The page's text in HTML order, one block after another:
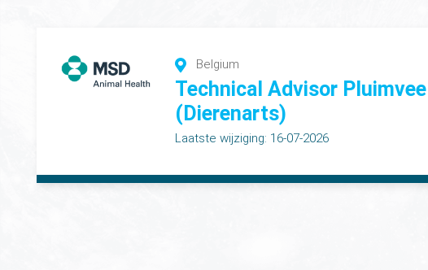
Belgium
Technical Advisor Pluimvee
(Dierenarts)
Laatste wijziging: 16-07-2026